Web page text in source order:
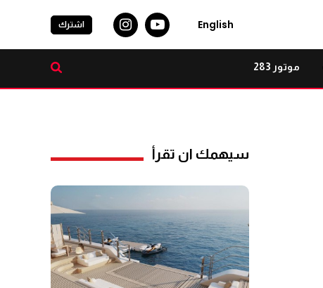
English اشترك
موتور 283
سيهمك ان تقرأ